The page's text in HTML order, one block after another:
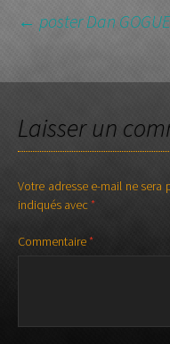
DES
← poster Dan
Laisser un
Votre adresse e-mail ne sera
indiqués avec *
Commentaire*